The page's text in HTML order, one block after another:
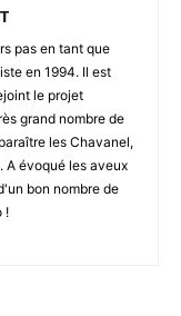
pas en tant que
en 1994. Il est
le projet
grand nombre de
les Chavanel,
A évoqué les aveux
bon nombre de
!